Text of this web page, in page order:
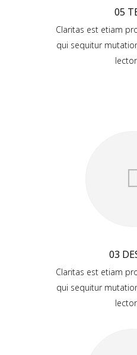
05
Claritas est etiam
qui sequitur
03
Claritas est etiam
qui sequitur